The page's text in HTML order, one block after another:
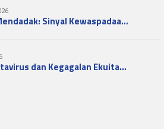
Sinyal Kewaspadaa…
dan Kegagalan Ekuita…